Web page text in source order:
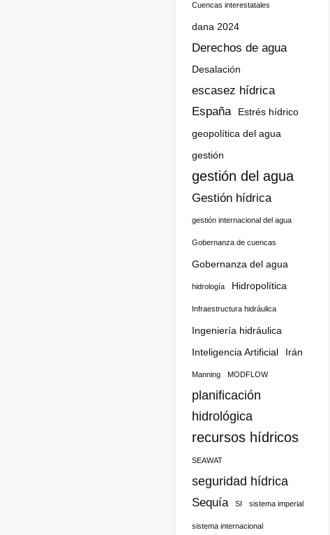
Cuencas interestatales
dana 2024
Derechos de agua
Desalación
escasez hídrica
España
Estrés hídrico
geopolítica del agua
gestión
gestión del agua
Gestión hídrica
gestión internacional del agua
Gobernanza de cuencas
Gobernanza del agua
hidrología Hidropolítica
Infraestructura hidráulica
Ingeniería hidráulica
Inteligencia Artificial
Irán
Manning MODFLOW
planificación
hidrológica
recursos hídricos
SEAWAT
seguridad hídrica
Sequía SI sistema imperial
sistema internacional